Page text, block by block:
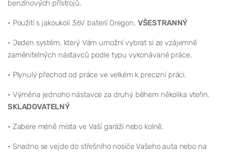
benzínových přístrojů.
• Použití s jakoukoli 36V baterií Oregon. VŠESTRANNÝ
• Jeden systém, který Vám umožní vybrat si ze vzájemně
zaměnitelných nástavců podle typu vykonávané práce.
• Plynulý přechod od práce ve velkém k precizní práci.
• Výměna jednoho nástavce za druhý během několika vteřin.
SKLADOVATELNÝ
• Zabere méně místa ve Vaší garáži nebo kolně.
• Snadno se vejde do střešního nosiče Vašeho auta nebo na